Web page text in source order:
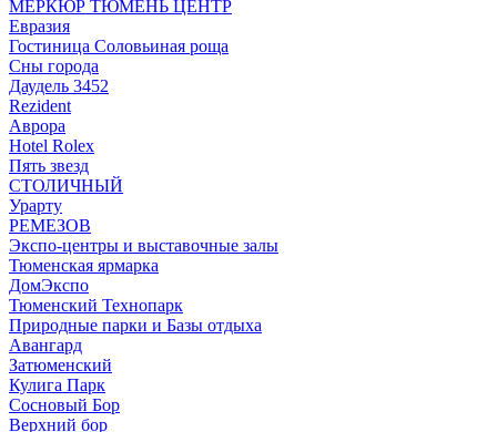
МЕРКЮР ТЮМЕНЬ ЦЕНТР
Евразия
Гостиница Соловьиная роща
Сны города
Даудель 3452
Rezident
Аврора
Hotel Rolex
Пять звезд
СТОЛИЧНЫЙ
Урарту
РЕМЕЗОВ
Экспо-центры и выставочные залы
Тюменская ярмарка
ДомЭкспо
Тюменский Технопарк
Природные парки и Базы отдыха
Авангард
Затюменский
Кулига Парк
Сосновый Бор
Верхний бор